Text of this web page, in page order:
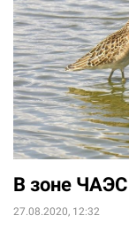
В зоне
27.08.2020, 12:32